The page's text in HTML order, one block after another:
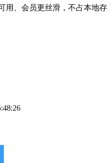
、会员更丝滑，不占本地存